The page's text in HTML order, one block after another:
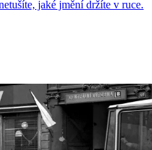
jaké jmění držíte v ruce.